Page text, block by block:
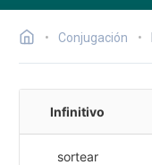
Conjugación
Infinitivo
sortear